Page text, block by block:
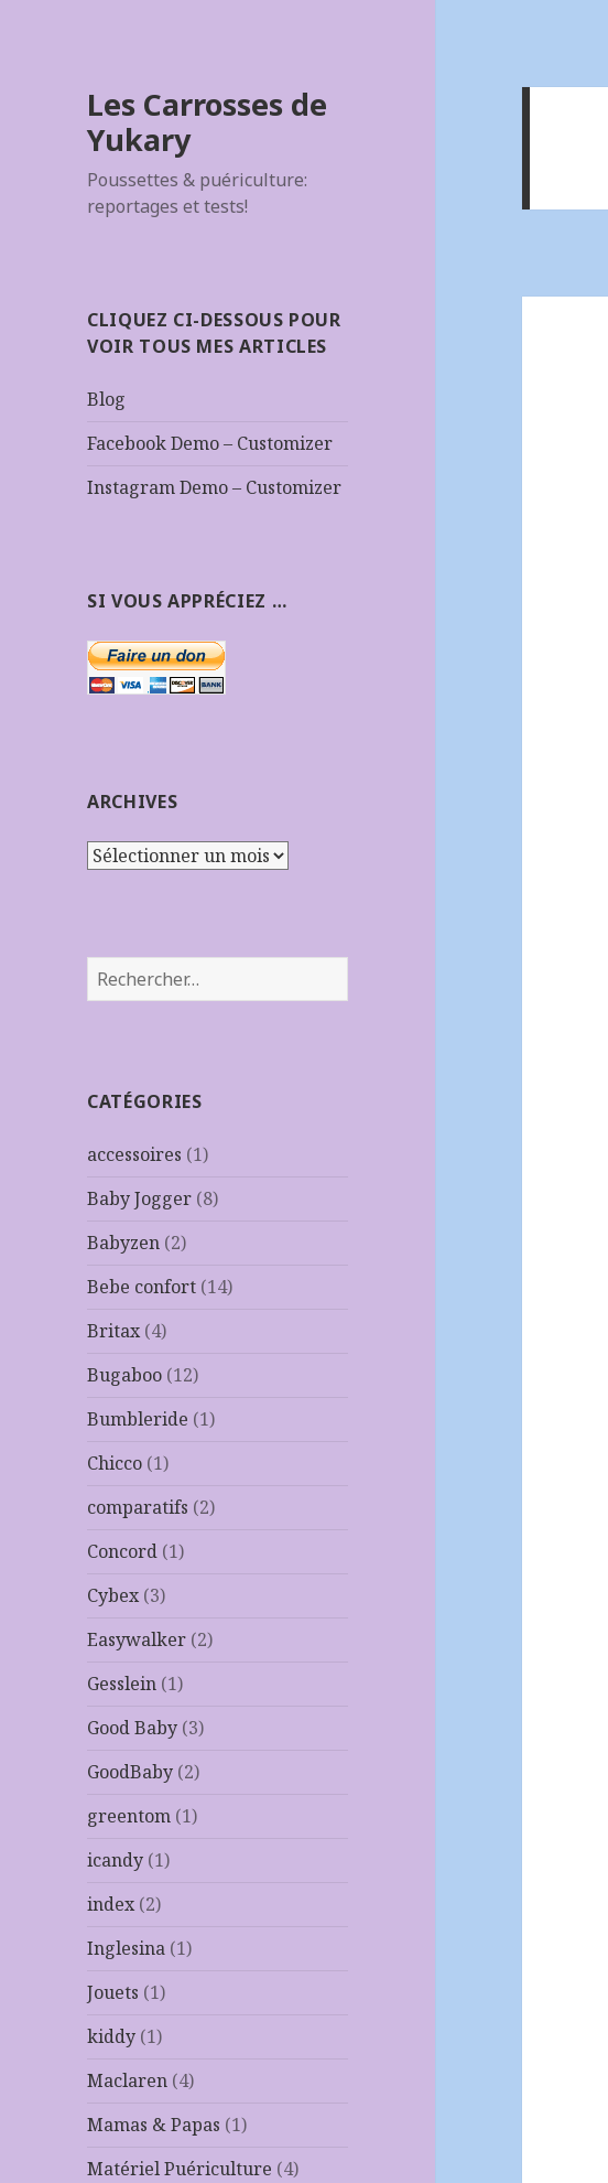
Les Carrosses de
Yukary
Poussettes & puériculture:
reportages et tests!
CLIQUEZ CI-DESSOUS POUR
VOIR TOUS MES ARTICLES
Blog
Facebook Demo – Customizer
Instagram Demo – Customizer
SI VOUS APPRÉCIEZ …
ARCHIVES
Archives
Rechercher :
CATÉGORIES
accessoires (1)
Baby Jogger (8)
Babyzen (2)
Bebe confort (14)
Britax(4)
Bugaboo (12)
Bumbleride (1)
Chicco (1)
comparatifs (2)
Concord (1)
Cybex(3)
Easywalker (2)
Gesslein (1)
Good Baby (3)
GoodBaby (2)
greentom (1)
icandy (1)
index(2)
Inglesina (1)
Jouets (1)
kiddy (1)
Maclaren (4)
Mamas & Papas (1)
Matériel Puériculture (4)